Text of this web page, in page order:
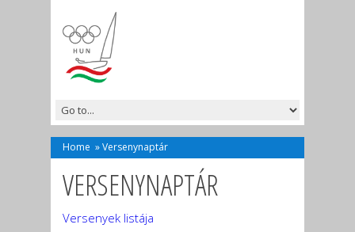
Home »Versenynaptár
VERSENYNAPTÁR
Versenyek listája